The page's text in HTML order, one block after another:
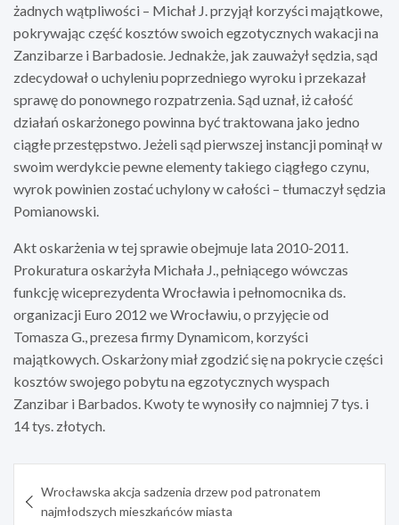
żadnych wątpliwości – Michał J. przyjął korzyści majątkowe,
pokrywając część kosztów swoich egzotycznych wakacji na
Zanzibarze i Barbadosie. Jednakże, jak zauważył sędzia, sąd
zdecydował o uchyleniu poprzedniego wyroku i przekazał
sprawę do ponownego rozpatrzenia. Sąd uznał, iż całość
działań oskarżonego powinna być traktowana jako jedno
ciągłe przestępstwo. Jeżeli sąd pierwszej instancji pominął w
swoim werdykcie pewne elementy takiego ciągłego czynu,
wyrok powinien zostać uchylony w całości – tłumaczył sędzia
Pomianowski.
Akt oskarżenia w tej sprawie obejmuje lata 2010-2011.
Prokuratura oskarżyła Michała J., pełniącego wówczas
funkcję wiceprezydenta Wrocławia i pełnomocnika ds.
organizacji Euro 2012 we Wrocławiu, o przyjęcie od
Tomasza G., prezesa firmy Dynamicom, korzyści
majątkowych. Oskarżony miał zgodzić się na pokrycie części
kosztów swojego pobytu na egzotycznych wyspach
Zanzibar i Barbados. Kwoty te wynosiły co najmniej 7 tys. i
14 tys. złotych.
wpisu
Wrocławska akcja sadzenia drzew pod patronatem
najmłodszych mieszkańców miasta